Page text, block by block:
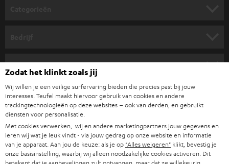
e
u
w
s
b
r
i
SOUNDBARS
HIFI-SPEAKERS
BLUETOOTH
PERS & MARKETING
B2B
PARTNERPROGRAMMA
Teufel online shops
DUITSLAND
OOSTENRIJK
ZWITSERLAND
Zodat het klinkt zoals jij
Wij willen je een veilige surfervaring bieden die precies past bij jouw
interesses. Teufel maakt hiervoor gebruik van cookies en andere
trackingtechnologieën op deze websites – ook van derden, en gebruikt
diensten voor personalisatie.
Met cookies verwerken, wij en andere marketingpartners jouw gegevens en
leren wij wat je leuk vindt - via jouw gedrag op onze website en informatie
van je apparaat. Aan jou de keuze: als je op "Alles weigeren" klikt, bevestig je
onze basisinstelling, waarbij wij alleen noodzakelijke cookies activeren. Dit